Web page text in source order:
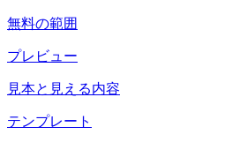
無料の範囲
プレビュー
見本と見える内容
テンプレート